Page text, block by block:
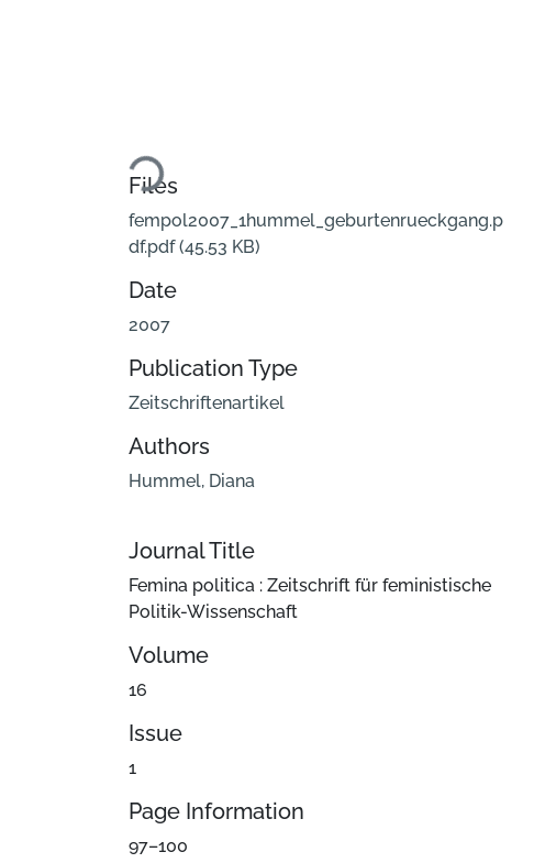
Loading...
Files
fempol2007_1hummel_geburtenrueckgang.p
df.pdf(45.53 KB)
Date
2007
Publication Type
Zeitschriftenartikel
Authors
Hummel, Diana
Journal Title
Femina politica : Zeitschrift für feministische
Politik-Wissenschaft
Volume
16
Issue
1
Page Information
97–100